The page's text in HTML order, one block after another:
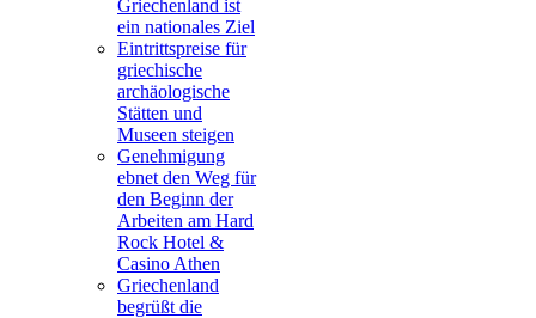
Griechenland ist
ein nationales Ziel
Eintrittspreise für
griechische
archäologische
Stätten und
Museen steigen
Genehmigung
ebnet den Weg für
den Beginn der
Arbeiten am Hard
Rock Hotel &
Casino Athen
Griechenland
begrüßt die